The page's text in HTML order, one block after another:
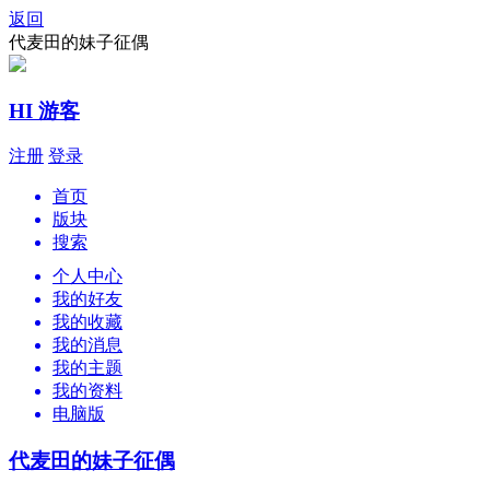
返回
代麦田的妹子征偶
HI 游客
注册 登录
首页
版块
搜索
个人中心
我的好友
我的收藏
我的消息
我的主题
我的资料
电脑版
代麦田的妹子征偶